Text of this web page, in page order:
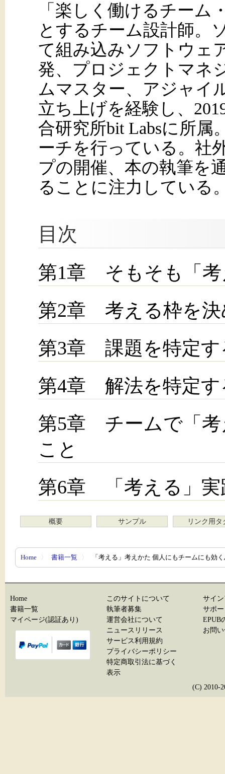
「楽しく働けるチーム
とするチーム設計師。
て組み込みソフトウェ
発、プロジェクトマネ
ムマスター、アジャイ
立ち上げを経験し、
合研究所bit Labsに所
ーチを行っている。社
プの開催、本の執筆を
ることに注力している
目次
第1章 そもそも「考
第2章 考える枠を決
第3章 課題を特定す
第4章 解法を特定す
第5章 チームで「考
こと
第6章 「考える」実
概要 サンプル リンク用タ
Home 〉 書籍一覧 〉 「考える」考えかた 個人にもチームにも効
Home
書籍一覧
マイページ(認証あり)
このサイトについて
執筆者募集
運営会社について
ニュースリリース
サービス利用規約
プライバシーポリシー
特定商取引法に基づく
表示
サイ
サポ
EPUB
お問
(C) 2010-